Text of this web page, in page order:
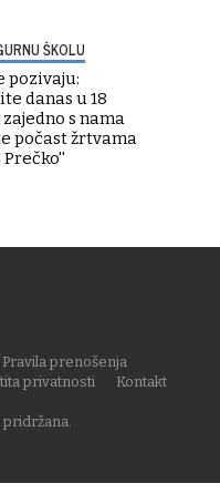
ŠKOLU
pozivaju:
danas u 18
s nama
počast žrtvama
Prečko''
Pravila prenošenja
privatnosti
Kontakt